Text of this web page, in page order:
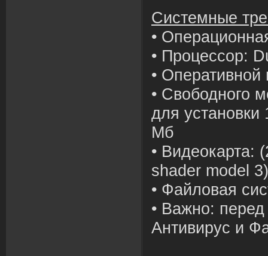
Системные
•
• Процессор:
•
• Свободного
для
Мб
• Видеокарта:
shader model 3)
• Файловая
• Важно:
Антивирус и